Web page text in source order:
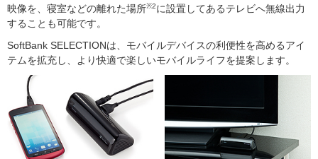
映像を、寝室などの離れた場所※2に設置してあるテレビへ無線出力
することも可能です。
SoftBank SELECTIONは、モバイルデバイスの利便性を高めるアイ
テムを拡充し、より快適で楽しいモバイルライフを提案します。